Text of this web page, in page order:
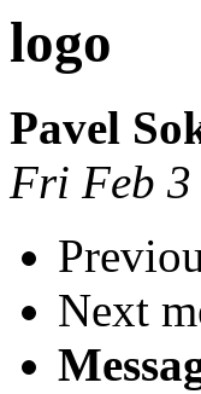
logo
Pavel
Fri Feb 3
Next